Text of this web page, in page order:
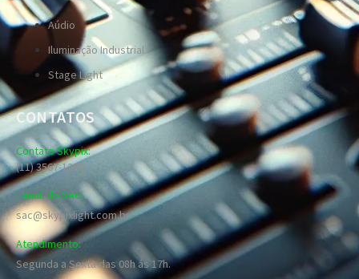
Aúdio
Iluminação Industrial
Stage Light
CONTATOS
Contato Skypix:
(11) 3567-1289
E-mail do SAC:
sac@skypixlight.com.br
Atendimento:
Segunda a Sexta das 08h ás 17h.